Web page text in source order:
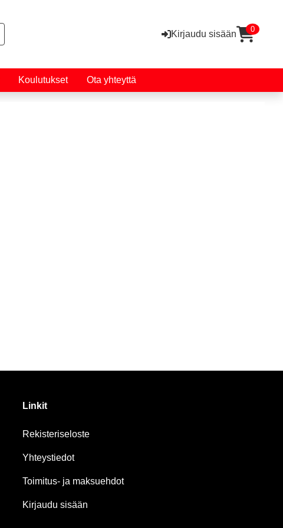
Kirjaudu sisään 0
Koulutukset Ota yhteyttä
Linkit
Rekisteriseloste
Yhteystiedot
Toimitus- ja maksuehdot
Kirjaudu sisään